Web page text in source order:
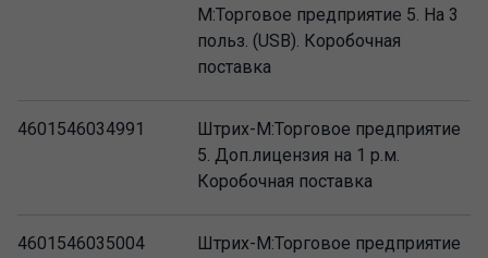
М:Торговое предприятие 5. На 3
польз. (USB). Коробочная
поставка
4601546034991
Штрих-М:Торговое предприятие
5. Доп.лицензия на 1 р.м.
Коробочная поставка
4601546035004
Штрих-М:Торговое предприятие